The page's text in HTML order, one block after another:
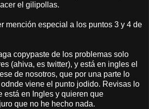
el gilipollas.
mención especial a los puntos 3 y 4 de
copypaste de los problemas solo
(ahiva, es twitter), y está en ingles el
de nosotros, que por una parte lo
viene el punto jodido. Revisas lo
está en Ingles y quieren que
que no he hecho nada.